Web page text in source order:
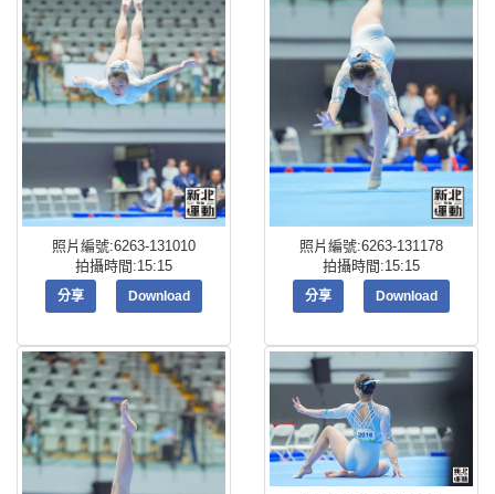
照片編號:6263-131010
拍攝時間:15:15
分享 Download
照片編號:6263-131178
拍攝時間:15:15
分享 Download